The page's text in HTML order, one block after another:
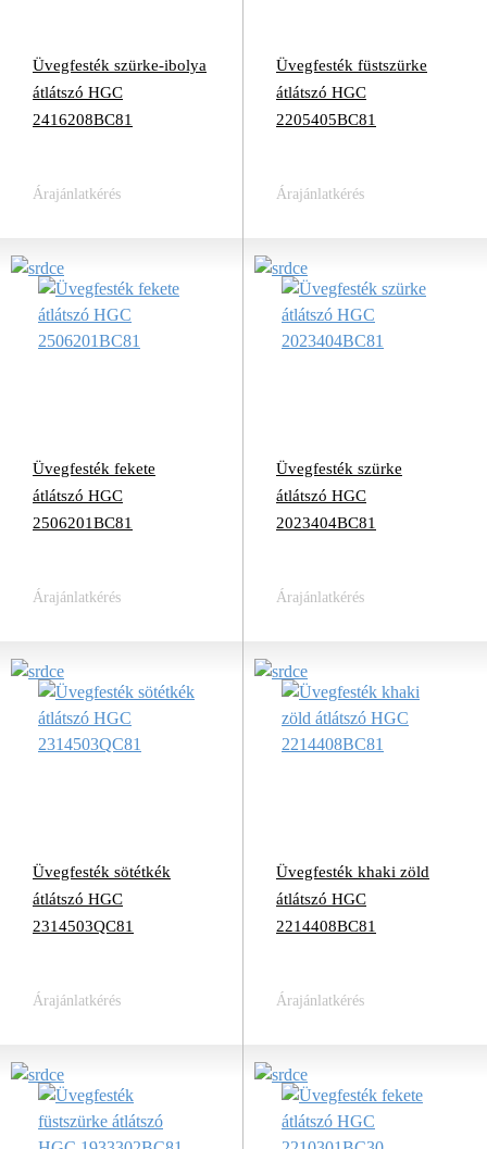
Üvegfesték szürke-ibolya
átlátszó HGC
2416208BC81
Árajánlatkérés
Üvegfesték füstszürke
átlátszó HGC
2205405BC81
Árajánlatkérés
Üvegfesték fekete
átlátszó HGC
2506201BC81
Árajánlatkérés
Üvegfesték szürke
átlátszó HGC
2023404BC81
Árajánlatkérés
Üvegfesték sötétkék
átlátszó HGC
2314503QC81
Árajánlatkérés
Üvegfesték khaki zöld
átlátszó HGC
2214408BC81
Árajánlatkérés